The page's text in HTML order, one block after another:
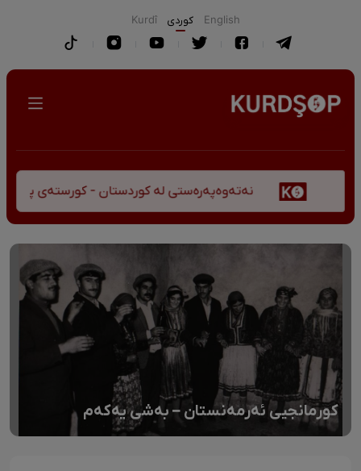
English كوردی Kurdî
نەتەوەپەرەستی لە کوردستان - کورستەی پێشڤەچوونی
کورمانجیی ئەرمەنستان – بەشی یەکەم